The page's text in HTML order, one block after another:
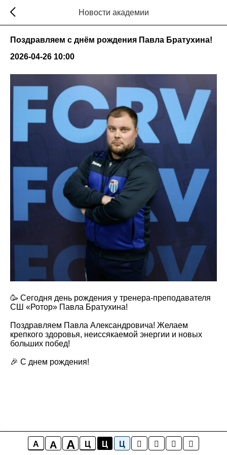
A A A Ц Ц Ц
Новости академии
Поздравляем с днём рождения Павла Братухина!
2026-04-26 10:00
🥳 Сегодня день рождения у тренера-преподавателя
СШ «Ротор» Павла Братухина!
Поздравляем Павла Александровича! Желаем
крепкого здоровья, неиссякаемой энергии и новых
больших побед!
🎉 С днем рождения!